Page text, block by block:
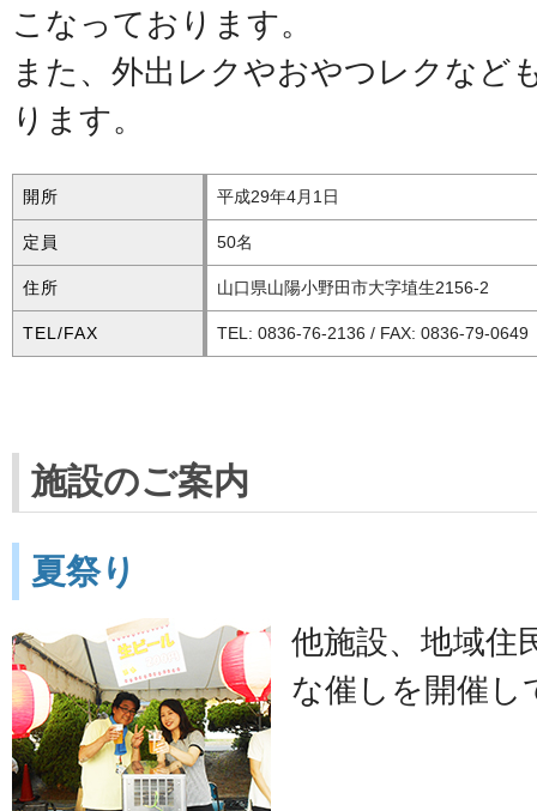
こなっております。
また、外出レクやおやつレクなど
ります。
開所 平成29年4月1日
定員 50名
住所 山口県山陽小野田市大字埴生2156-2
TEL/FAX TEL: 0836-76-2136 / FAX: 0836-79-0649
施設のご案内
夏祭り
他施設、地域住
な催しを開催し